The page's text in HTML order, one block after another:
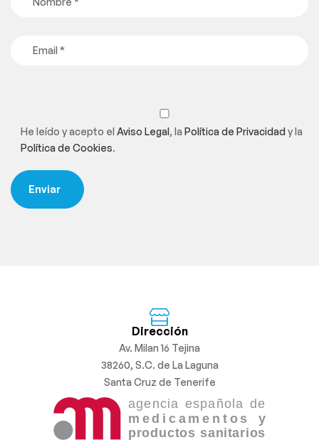
He leído y acepto el Aviso Legal, la Política de Privacidady la
Política de Cookies.
Dirección
Av. Milan 16 Tejina
38260, S.C. de La Laguna
Santa Cruz de Tenerife